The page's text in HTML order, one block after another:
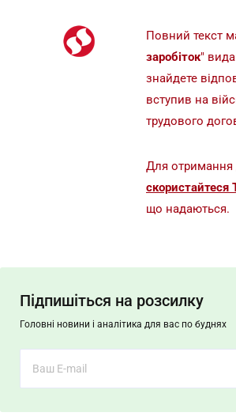
Повний текст
заробіток"
знайдете
вступив на
трудового
Для отримання
що надаються.
Підпишіться на розсилку
Головні новини і аналітика для вас по буднях